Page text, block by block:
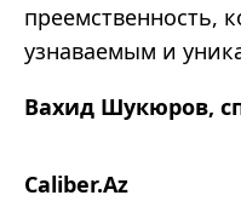
преемственность,
узнаваемым и
Вахид Шукюров,
Caliber.Az